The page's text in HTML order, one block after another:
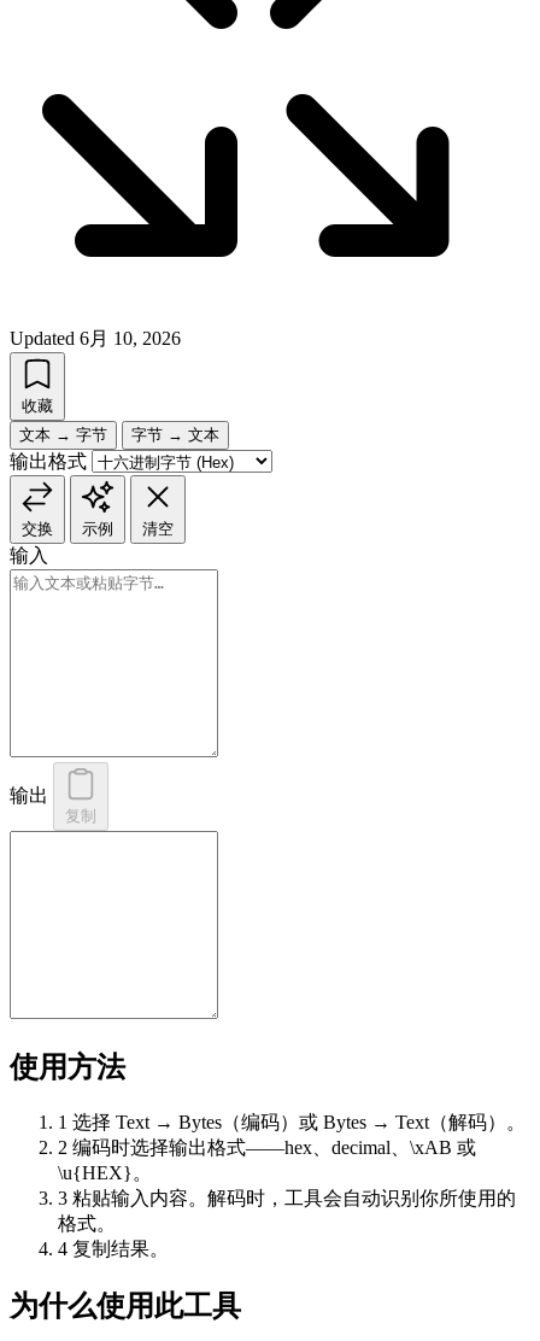
Updated 6月 10, 2026
收藏
文本 → 字节
字节 → 文本
输出格式
交换 示例 清空
输入
输出
复制
使用方法
1 选择 Text → Bytes（编码）或 Bytes → Text（解码）。
2 编码时选择输出格式——hex、decimal、\xAB 或
\u{HEX}。
3 粘贴输入内容。解码时，工具会自动识别你所使用的
格式。
4 复制结果。
为什么使用此工具